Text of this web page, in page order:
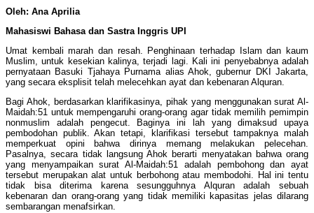
Oleh: Ana Aprilia
Mahasiswi Bahasa dan Sastra Inggris UPI
Umat kembali marah dan resah. Penghinaan terhadap Islam dan kaum
Muslim, untuk kesekian kalinya, terjadi lagi. Kali ini penyebabnya adalah
pernyataan Basuki Tjahaya Purnama alias Ahok, gubernur DKI Jakarta,
yang secara eksplisit telah melecehkan ayat dan kebenaran Alquran.
Bagi Ahok, berdasarkan klarifikasinya, pihak yang menggunakan surat Al-
Maidah:51 untuk mempengaruhi orang-orang agar tidak memilih pemimpin
nonmuslim adalah pengecut. Baginya ini lah yang dimaksud upaya
pembodohan publik. Akan tetapi, klarifikasi tersebut tampaknya malah
memperkuat opini bahwa dirinya memang melakukan pelecehan.
Pasalnya, secara tidak langsung Ahok berarti menyatakan bahwa orang
yang menyampaikan surat Al-Maidah:51 adalah pembohong dan ayat
tersebut merupakan alat untuk berbohong atau membodohi. Hal ini tentu
tidak bisa diterima karena sesungguhnya Alquran adalah sebuah
kebenaran dan orang-orang yang tidak memiliki kapasitas jelas dilarang
sembarangan menafsirkan.